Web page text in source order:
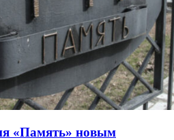
«Память» новым